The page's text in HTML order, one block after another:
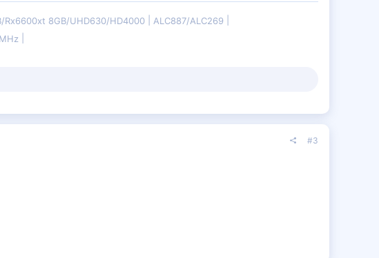
Rx6600xt 8GB/UHD630/HD4000
ALC887/ALC269
#3